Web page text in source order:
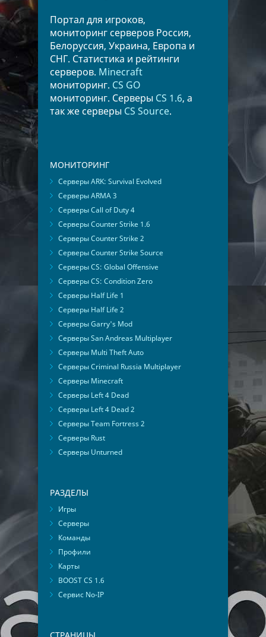
Портал для игроков,
мониторинг серверов Россия,
Белоруссия, Украина, Европа и
СНГ. Статистика и рейтинги
серверов. Minecraft
мониторинг. CS GO
мониторинг. Серверы CS 1.6, а
так же серверы CS Source.
МОНИТОРИНГ
Серверы ARK: Survival Evolved
Серверы ARMA 3
Серверы Call of Duty 4
Серверы Counter Strike 1.6
Серверы Counter Strike 2
Серверы Counter Strike Source
Серверы CS: Global Offensive
Серверы CS: Condition Zero
Серверы Half Life 1
Серверы Half Life 2
Серверы Garry's Mod
Серверы San Andreas Multiplayer
Серверы Multi Theft Auto
Серверы Criminal Russia Multiplayer
Серверы Minecraft
Серверы Left 4 Dead
Серверы Left 4 Dead 2
Серверы Team Fortress 2
Серверы Rust
Серверы Unturned
РАЗДЕЛЫ
Игры
Серверы
Команды
Профили
Карты
BOOST CS 1.6
Сервис No-IP